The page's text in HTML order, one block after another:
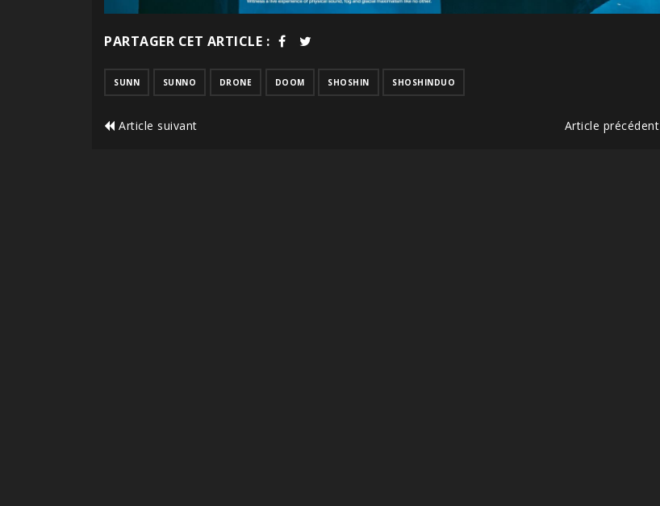
PARTAGER CET ARTICLE :
SUNN SUNNO DRONE DOOM SHOSHIN SHOSHINDUO
Article suivant Article précédent